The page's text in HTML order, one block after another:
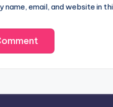
name, email, and website in